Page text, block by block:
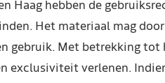
Haag hebben de
Het materiaal mag
gebruik. Met betrekking tot
exclusiviteit verlenen.